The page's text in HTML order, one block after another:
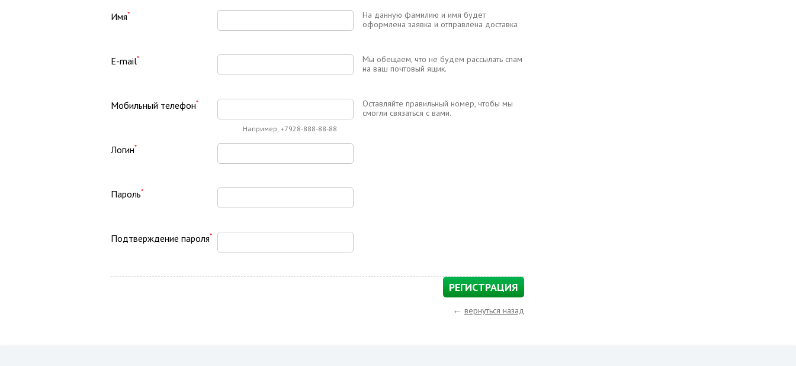
Имя*
На данную фамилию и имя будет
оформлена заявка и отправлена доставка
E-mail*
Мы обещаем, что не будем рассылать спам
на ваш почтовый ящик.
Мобильный телефон*
Оставляйте правильный номер, чтобы мы
смогли связаться с вами.
Например, +7928-888-88-88
Логин*
Пароль*
Подтверждение пароля*
← вернуться назад